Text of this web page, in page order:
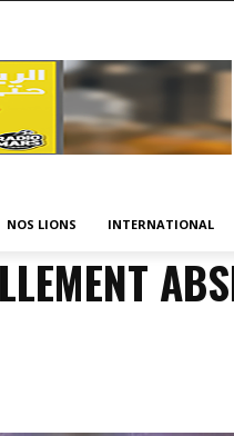
NOS LIONS INTERNATIONAL